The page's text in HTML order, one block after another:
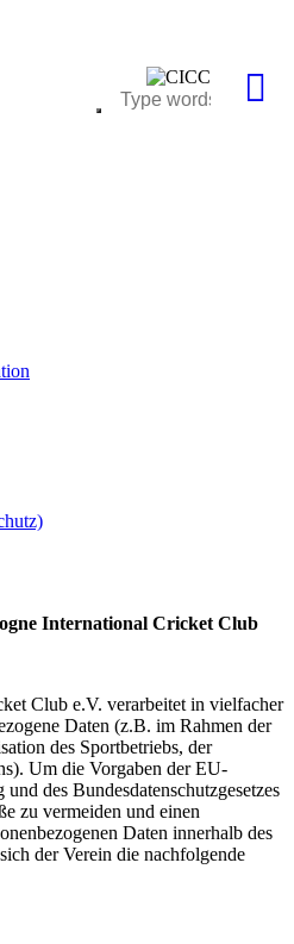
International Cricket Club
Club e.V. verarbeitet in vielfacher
Daten (z.B. im Rahmen der
des Sportbetriebs, der
Um die Vorgaben der EU-
des Bundesdatenschutzgesetzes
zu vermeiden und einen
Daten innerhalb des
der Verein die nachfolgende